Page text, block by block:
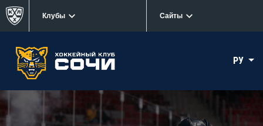
Клубы Сайты
РУ